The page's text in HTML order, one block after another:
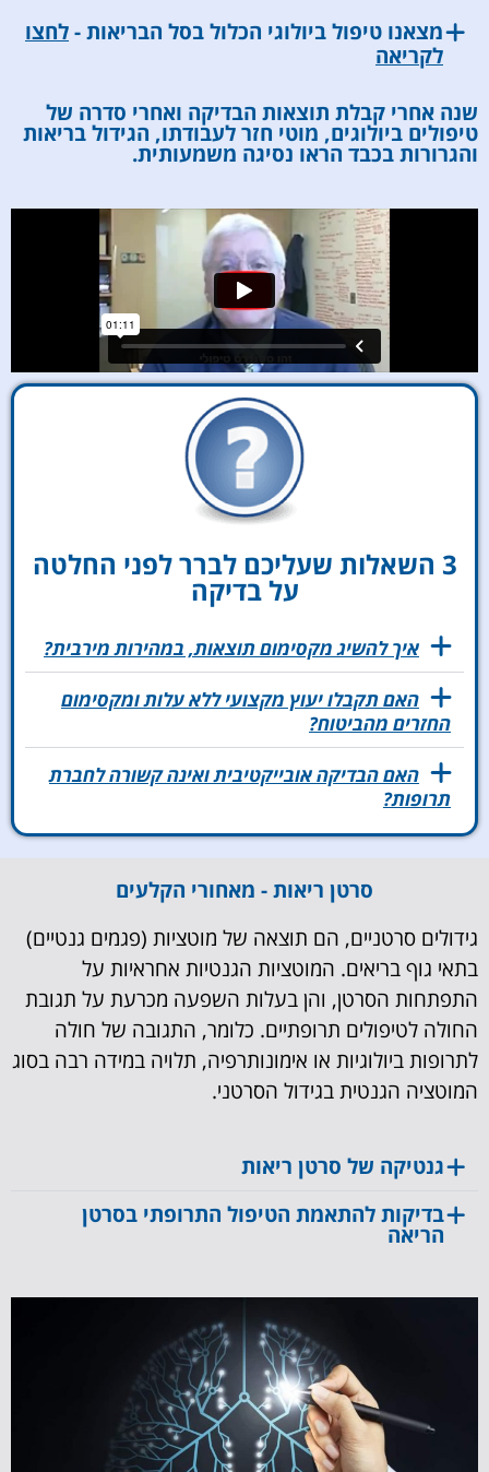
מצאנו טיפול ביולוגי הכלול בסל הבריאות -לחצו
לקריאה
שנה אחרי קבלת תוצאות הבדיקה ואחרי סדרה של
טיפולים ביולוגים, מוטי חזר לעבודתו, הגידול בריאות
והגרורות בכבד הראו נסיגה משמעותית.
3 השאלות שעליכם לברר לפני החלטה
על בדיקה
איך להשיג מקסימום תוצאות, במהירות מירבית?
האם תקבלו יעוץ מקצועי ללא עלות ומקסימום
החזרים מהביטוח?
האם הבדיקה אובייקטיבית ואינה קשורה לחברת
תרופות?
סרטן ריאות - מאחורי הקלעים​
גידולים סרטניים, הם תוצאה של מוטציות (פגמים גנטיים)
בתאי גוף בריאים. המוטציות הגנטיות אחראיות על
התפתחות הסרטן, והן בעלות השפעה מכרעת על תגובת
החולה לטיפולים תרופתיים. כלומר, התגובה של חולה
לתרופות ביולוגיות או אימונותרפיה, תלויה במידה רבה בסוג
המוטציה הגנטית בגידול הסרטני.
גנטיקה של סרטן ריאות
בדיקות להתאמת הטיפול התרופתי בסרטן
הריאה